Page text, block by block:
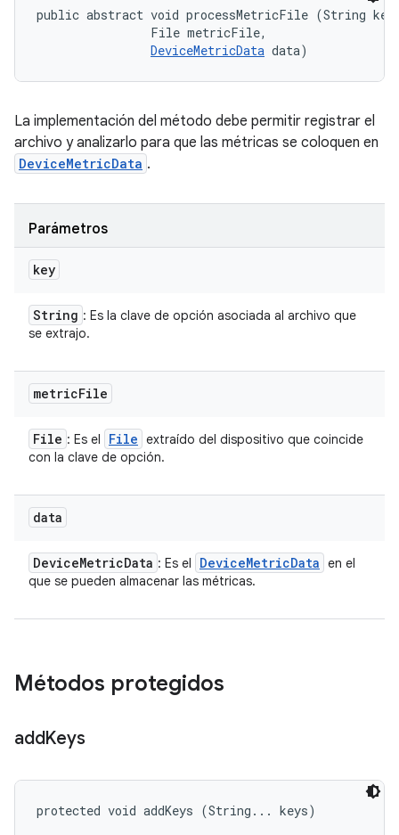
public abstract void processMetricFile (String
                File metricFile,
DeviceMetricData data)
La implementación del método debe permitir registrar el
archivo y analizarlo para que las métricas se coloquen en
DeviceMetricData .
Parámetros
key
String : Es la clave de opción asociada al archivo que
se extrajo.
metricFile
File : Es el File extraído del dispositivo que coincide
con la clave de opción.
data
DeviceMetricData : Es el DeviceMetricData en el
que se pueden almacenar las métricas.
Métodos protegidos
addKeys
protected void addKeys (String... keys)